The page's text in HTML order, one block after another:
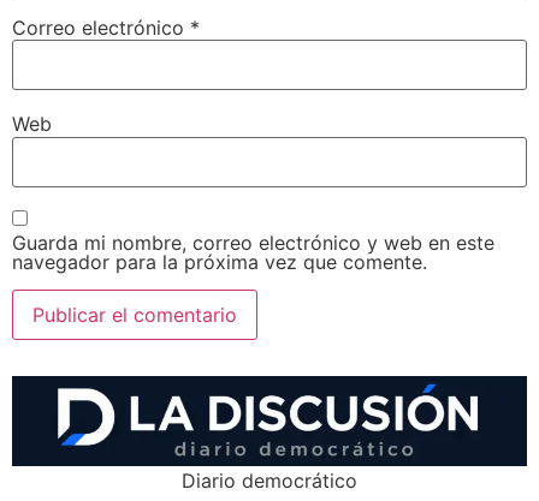
Correo electrónico *
Web
Guarda mi nombre, correo electrónico y web en este
navegador para la próxima vez que comente.
Diario democrático